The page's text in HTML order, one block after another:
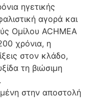
ηγετικής
αγορά και
Ομίλου ACHMEA
χρόνια, η
στον κλάδο,
τη βιώσιμη
στην αποστολή